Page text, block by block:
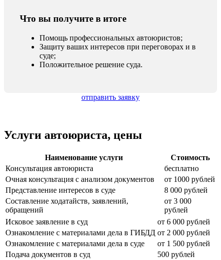
Что вы получите в итоге
Помощь профессиональных автоюристов;
Защиту ваших интересов при переговорах и в
суде;
Положительное решение суда.
отправить заявку
Услуги автоюриста, цены
Наименование услуги
Стоимость
Консультация автоюриста
бесплатно
Очная консультация с анализом документов
от 1000 рублей
Представление интересов в суде
8 000 рублей
Составление ходатайств, заявлений,
обращений
от 3 000
рублей
Исковое заявление в суд
от 6 000 рублей
Ознакомление с материалами дела в ГИБДД от 2 000 рублей
Ознакомление с материалами дела в суде
от 1 500 рублей
Подача документов в суд
500 рублей